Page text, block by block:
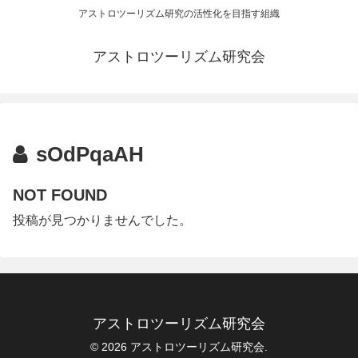
アストロツーリズム研究の活性化を目指す組織
アストロツーリズム研究会
sOdPqaAH
NOT FOUND
投稿が見つかりませんでした。
アストロツーリズム研究会
© 2026 アストロツーリズム研究会.